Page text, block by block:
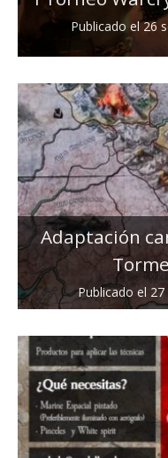
Publicado el26
Adaptación
Publicado el